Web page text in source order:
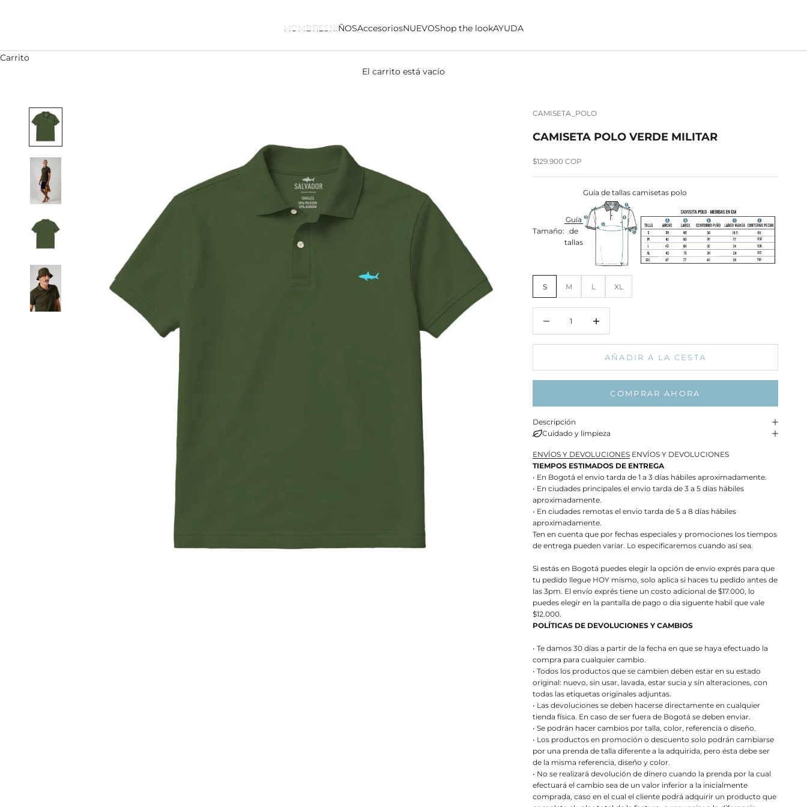
HOMBRESNIÑOSAccesoriosNUEVOShop the lookAYUDA
Carrito
El carrito está vacío
CAMISETA_POLO
CAMISETA POLO VERDE MILITAR
Precio de oferta
$129.900 COP
Tamaño:
Guía
de
tallas
Guía de tallas camisetas polo
S M L XL
AÑADIR A LA CESTA
COMPRAR AHORA
Descripción
Cuidado y limpieza
ENVÍOS Y DEVOLUCIONES ENVÍOS Y DEVOLUCIONES
TIEMPOS ESTIMADOS DE ENTREGA
• En Bogotá el envio tarda de 1 a 3 días hábiles aproximadamente.
• En ciudades principales el envio tarda de 3 a 5 días hábiles
aproximadamente.
• En ciudades remotas el envio tarda de 5 a 8 días hábiles
aproximadamente.
Ten en cuenta que por fechas especiales y promociones los tiempos
de entrega pueden variar. Lo especificaremos cuando así sea.
Si estás en Bogotá puedes elegir la opción de envío exprés para que
tu pedido llegue HOY mismo, solo aplica si haces tu pedido antes de
las 3pm. El envío exprés tiene un costo adicional de $17.000, lo
puedes elegir en la pantalla de pago o dia siguente habil que vale
$12.000.
POLÍTICAS DE DEVOLUCIONES Y CAMBIOS
• Te damos 30 días a partir de la fecha en que se haya efectuado la
compra para cualquier cambio.
• Todos los productos que se cambien deben estar en su estado
original: nuevo, sin usar, lavada, estar sucia y sin alteraciones, con
todas las etiquetas originales adjuntas.
• Las devoluciones se deben hacerse directamente en cualquier
tienda física. En caso de ser fuera de Bogotá se deben enviar.
• Se podrán hacer cambios por talla, color, referencia o diseño.
• Los productos en promoción o descuento solo podrán cambiarse
por una prenda de talla diferente a la adquirida, pero ésta debe ser
de la misma referencia, diseño y color.
• No se realizará devolución de dinero cuando la prenda por la cual
efectuará el cambio sea de un valor inferior a la inicialmente
comprada, caso en el cual el cliente podrá adquirir un producto que